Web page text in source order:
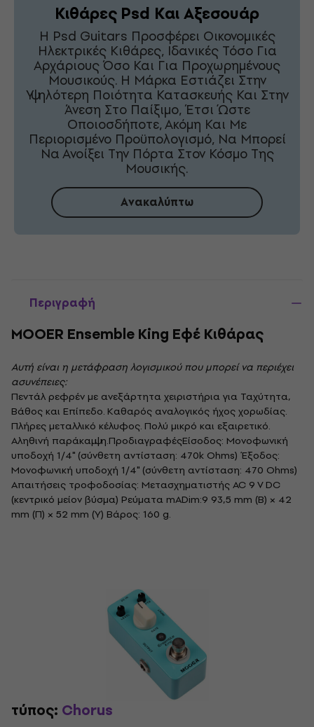
Κιθάρες Psd Και Αξεσουάρ
Η Psd Guitars Προσφέρει Οικονομικές
Ηλεκτρικές Κιθάρες, Ιδανικές Τόσο Για
Αρχάριους Όσο Και Για Προχωρημένους
Μουσικούς. Η Μάρκα Εστιάζει Στην
Υψηλότερη Ποιότητα Κατασκευής Και Στην
Άνεση Στο Παίξιμο, Έτσι Ώστε
Οποιοσδήποτε, Ακόμη Και Με
Περιορισμένο Προϋπολογισμό, Να Μπορεί
Να Ανοίξει Την Πόρτα Στον Κόσμο Της
Μουσικής.
Ανακαλύπτω
Περιγραφή
MOOER Ensemble King Εφέ Κιθάρας
Αυτή είναι η μετάφραση λογισμικού που μπορεί να περιέχει
ασυνέπειες:
Πεντάλ ρεφρέν με ανεξάρτητα χειριστήρια για Ταχύτητα,
Βάθος και Επίπεδο. Καθαρός αναλογικός ήχος χορωδίας.
Πλήρες μεταλλικό κέλυφος. Πολύ μικρό και εξαιρετικό.
Αληθινή παράκαμψη.ΠροδιαγραφέςΕίσοδος: Μονοφωνική
υποδοχή 1/4" (σύνθετη αντίσταση: 470k Ohms) Έξοδος:
Μονοφωνική υποδοχή 1/4" (σύνθετη αντίσταση: 470 Ohms)
Απαιτήσεις τροφοδοσίας: Μετασχηματιστής AC 9 V DC
(κεντρικό μείον βύσμα) Ρεύματα mADim:9 93,5 mm (Β) × 42
mm (Π) × 52 mm (Υ) Βάρος: 160 g.
τύπος: Chorus